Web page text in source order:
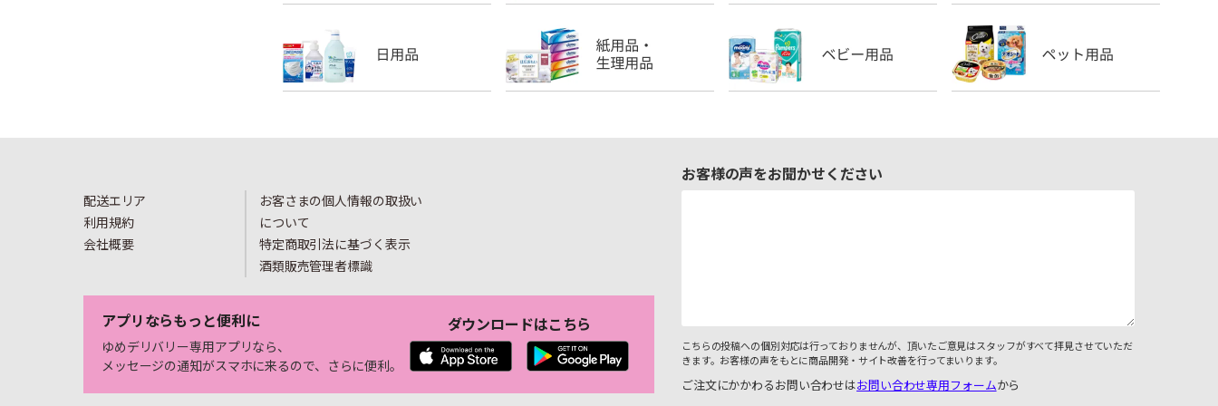
配送エリア
利用規約
会社概要
お客さまの個人情報の取扱い
について
特定商取引法に基づく表示
酒類販売管理者標識
アプリならもっと便利に
ゆめデリバリー専用アプリなら、
メッセージの通知がスマホに来るので、さらに便利。
ダウンロードはこちら
お客様の声をお聞かせください
こちらの投稿への個別対応は行っておりませんが、頂いたご意見はスタッフがすべて拝見させていただ
きます。お客様の声をもとに商品開発・サイト改善を行ってまいります。
ご注文にかかわるお問い合わせはお問い合わせ専用フォームから